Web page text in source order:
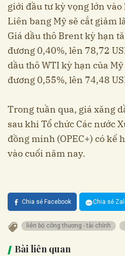
giới đầu tư kỳ vọng lớn
Liên bang Mỹ sẽ cắt giảm
Giá dầu thô Brent kỳ hạn
đương 0,40%, lên 78,72
dầu thô WTI kỳ hạn của
đương 0,55%, lên 74,48
Trong tuần qua, giá xăng
sau khi Tổ chức Các nước
đồng minh (OPEC+) có kế
vào cuối năm nay.
Chia sẻ Facebook Chia sẻ
liên bộ công thương - tài chính
Bài liên quan